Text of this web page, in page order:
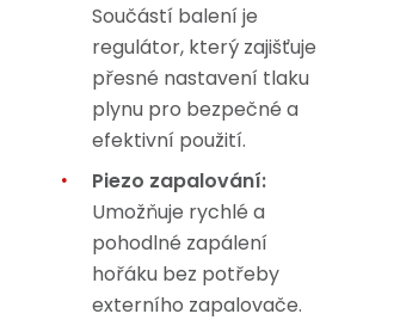
Součástí balení je
regulátor, který zajišťuje
přesné nastavení tlaku
plynu pro bezpečné a
efektivní použití.
Piezo zapalování:
Umožňuje rychlé a
pohodlné zapálení
hořáku bez potřeby
externího zapalovače.